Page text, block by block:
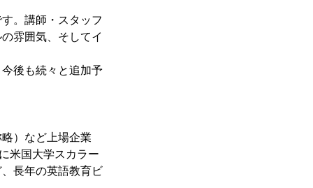
。講師・スタッフ
雰囲気、そしてイ
後も続々と追加予
）など上場企業
米国大学スカラー
長年の英語教育ビ